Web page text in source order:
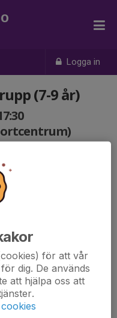
Logga in
(7-9 år)
annan julig outfit om
för att vår
dig. De används
att hjälpa oss att